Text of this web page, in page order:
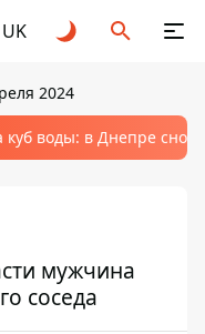
UK
2024
куб воды: в Днепре
мужчина
соседа